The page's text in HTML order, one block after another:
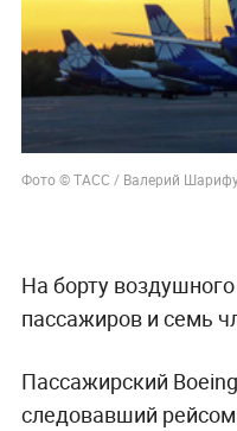
Фото © ТАСС / Валерий
На борту
пассажиров и семь
Пассажирский
следовавший